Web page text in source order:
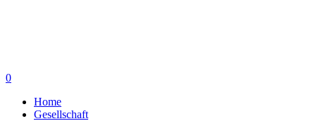
0
Home
Gesellschaft